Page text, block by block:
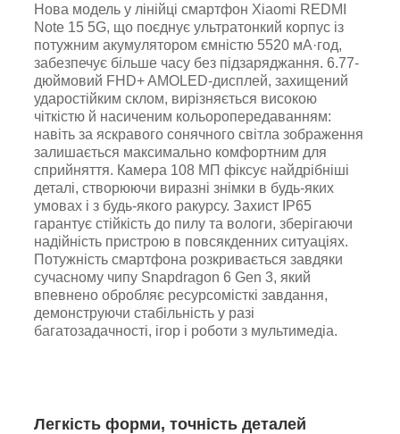
Нова модель у лінійці смартфон Xiaomi REDMI
Note 15 5G, що поєднує ультратонкий корпус із
потужним акумулятором ємністю 5520 мА·год,
забезпечує більше часу без підзаряджання. 6.77-
дюймовий FHD+ AMOLED-дисплей, захищений
ударостійким склом, вирізняється високою
чіткістю й насиченим кольоропередаванням:
навіть за яскравого сонячного світла зображення
залишається максимально комфортним для
сприйняття. Камера 108 МП фіксує найдрібніші
деталі, створюючи виразні знімки в будь-яких
умовах і з будь-якого ракурсу. Захист IP65
гарантує стійкість до пилу та вологи, зберігаючи
надійність пристрою в повсякденних ситуаціях.
Потужність смартфона розкривається завдяки
сучасному чипу Snapdragon 6 Gen 3, який
впевнено обробляє ресурсомісткі завдання,
демонструючи стабільність у разі
багатозадачності, ігор і роботи з мультимедіа.
Легкість форми, точність деталей